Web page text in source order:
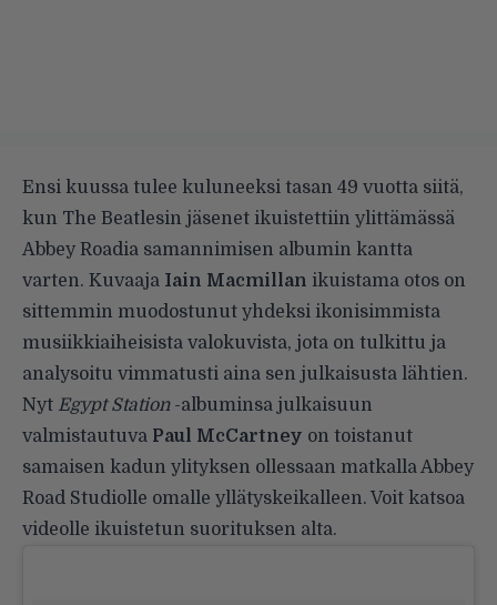
Ensi kuussa tulee kuluneeksi tasan 49 vuotta siitä,
kun The Beatlesin jäsenet ikuistettiin ylittämässä
Abbey Roadia samannimisen albumin kantta
varten. Kuvaaja Iain Macmillan ikuistama otos on
sittemmin muodostunut yhdeksi ikonisimmista
musiikkiaiheisista valokuvista, jota on tulkittu ja
analysoitu vimmatusti aina sen julkaisusta lähtien.
Nyt Egypt Station -albuminsa julkaisuun
valmistautuva Paul McCartney on toistanut
samaisen kadun ylityksen ollessaan matkalla Abbey
Road Studiolle omalle yllätyskeikalleen. Voit katsoa
videolle ikuistetun suorituksen alta.